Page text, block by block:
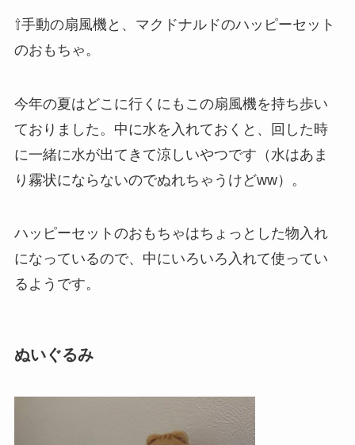
⇧手動の扇風機と、マクドナルドのハッピーセット
のおもちゃ。
今年の夏はどこに行くにもこの扇風機を持ち歩い
ておりました。中に水を入れておくと、回した時
に一緒に水が出てきて涼しいやつです（水はあま
り霧状にならないのでぬれちゃうけどww）。
ハッピーセットのおもちゃはちょっとした物入れ
になっているので、中にいろいろ入れて使ってい
るようです。
ぬいぐるみ